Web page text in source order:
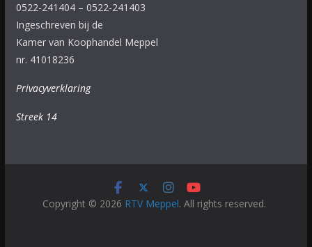
0522-241404 – 0522-241403
Ingeschreven bij de
Kamer van Koophandel Meppel
nr. 41018236
Privacyverklaring
Streek 14
Copyright © 2026 RTV Meppel. All rights reserved.